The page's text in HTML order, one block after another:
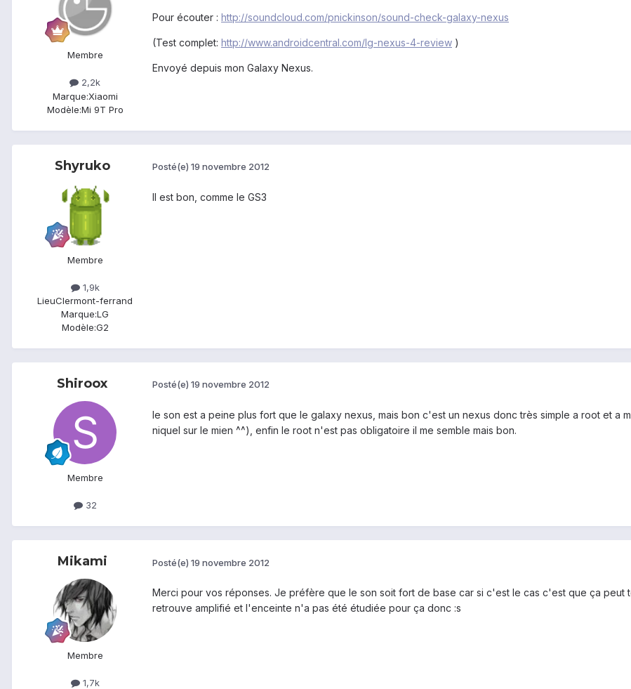
Membre
2,2k
Marque:Xiaomi
Modèle:Mi 9T Pro
Pour écouter : http://soundcloud.com/pnickinson/sound-check-galaxy-nexus
(Test complet: http://www.androidcentral.com/lg-nexus-4-review )
Envoyé depuis mon Galaxy Nexus.
Shyruko
Membre
1,9k
LieuClermont-ferrand
Marque:LG
Modèle:G2
Posté(e) 19 novembre 2012
Il est bon, comme le GS3
Shiroox
Membre
32
Posté(e) 19 novembre 2012
le son est a peine plus fort que le galaxy nexus, mais bon c'est un nexus donc très simple a root et a
niquel sur le mien ^^), enfin le root n'est pas obligatoire il me semble mais bon.
Mikami
Membre
1,7k
Posté(e) 19 novembre 2012
Merci pour vos réponses. Je préfère que le son soit fort de base car si c'est le cas c'est que ça peut
retrouve amplifié et l'enceinte n'a pas été étudiée pour ça donc :s